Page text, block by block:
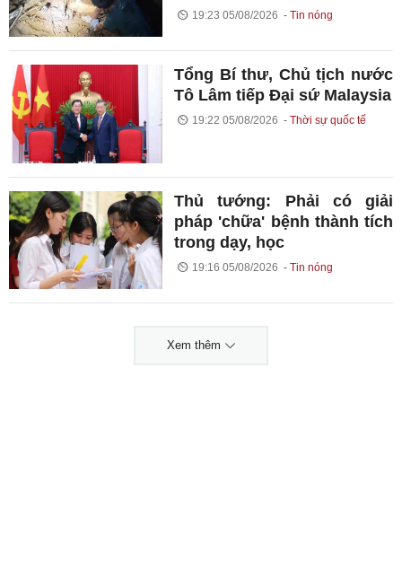
19:23 05/08/2026 Tin nóng
Tổng Bí thư, Chủ tịch nước
Tô Lâm tiếp Đại sứ Malaysia
19:22 05/08/2026 Thời sự quốc tế
Thủ tướng: Phải có giải
pháp 'chữa' bệnh thành tích
trong dạy, học
19:16 05/08/2026 Tin nóng
Xem thêm